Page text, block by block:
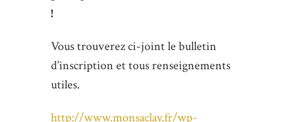
!
Vous trouverez ci-joint le bulletin
d’inscription et tous renseignements
utiles.
http://www.monsaclay.fr/wp-